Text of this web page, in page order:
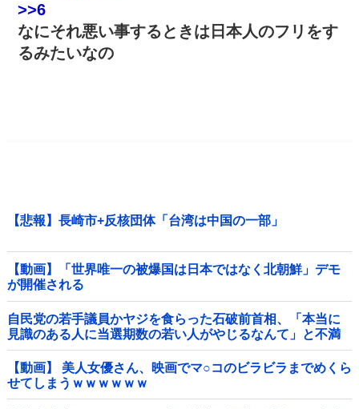
>>6
なにそれ悪い事するときは日本人のフリをす
るみたいなの
【悲報】長崎市+反核団体「台湾は中国の一部」
【動画】「世界唯一の被爆国は日本ではなく北朝鮮」デモ
が開催される
自民党の若手議員かヤジを食らった石破前首相、「本当に
見識のある人に当選期数の若い人がやじるなんて」と不満
たらたらな様子を見せて……他
【動画】 美人女優さん、映画でマ○コのビラビラまでめくら
せてしまうｗｗｗｗｗｗ